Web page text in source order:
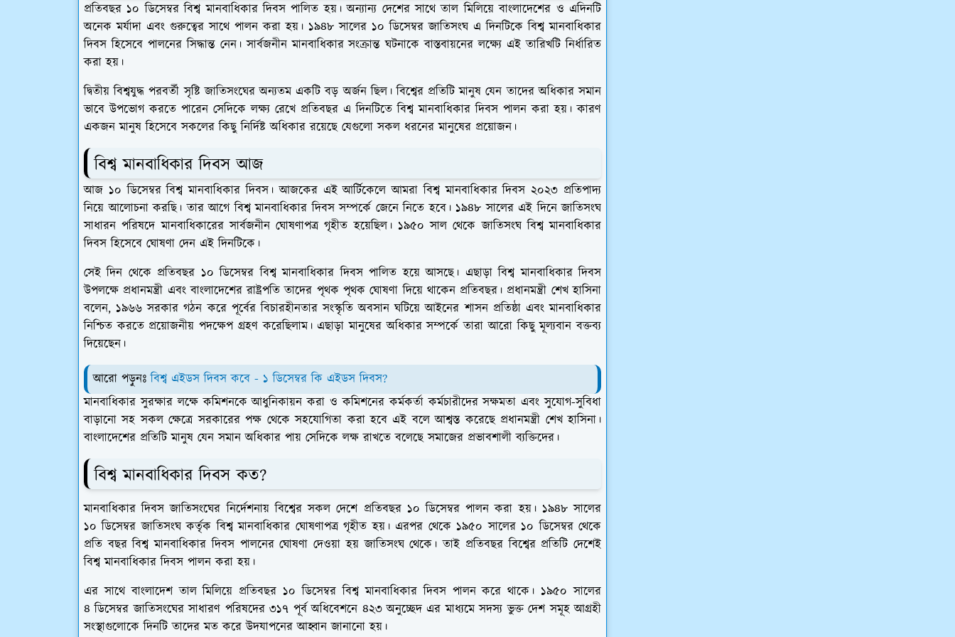
প্রতিবছর ১০ ডিসেম্বর বিশ্ব মানবাধিকার দিবস পালিত হয়। অন্যান্য দেশের সাথে তাল মিলিয়ে বাংলাদেশের ও এদিনটি
অনেক মর্যাদা এবং গুরুত্বের সাথে পালন করা হয়। ১৯৪৮ সালের ১০ ডিসেম্বর জাতিসংঘ এ দিনটিকে বিশ্ব মানবাধিকার
দিবস হিসেবে পালনের সিদ্ধান্ত নেন। সার্বজনীন মানবাধিকার সংক্রান্ত ঘটনাকে বাস্তবায়নের লক্ষ্যে এই তারিখটি নির্ধারিত
করা হয়।
দ্বিতীয় বিশ্বযুদ্ধ পরবর্তী সৃষ্টি জাতিসংঘের অন্যতম একটি বড় অর্জন ছিল। বিশ্বের প্রতিটি মানুষ যেন তাদের অধিকার সমান
ভাবে উপভোগ করতে পারেন সেদিকে লক্ষ্য রেখে প্রতিবছর এ দিনটিতে বিশ্ব মানবাধিকার দিবস পালন করা হয়। কারণ
একজন মানুষ হিসেবে সকলের কিছু নির্দিষ্ট অধিকার রয়েছে যেগুলো সকল ধরনের মানুষের প্রয়োজন।
বিশ্ব মানবাধিকার দিবস আজ
আজ ১০ ডিসেম্বর বিশ্ব মানবাধিকার দিবস। আজকের এই আর্টিকেলে আমরা বিশ্ব মানবাধিকার দিবস ২০২৩ প্রতিপাদ্য
নিয়ে আলোচনা করছি। তার আগে বিশ্ব মানবাধিকার দিবস সম্পর্কে জেনে নিতে হবে। ১৯৪৮ সালের এই দিনে জাতিসংঘ
সাধারন পরিষদে মানবাধিকারের সার্বজনীন ঘোষণাপত্র গৃহীত হয়েছিল। ১৯৫০ সাল থেকে জাতিসংঘ বিশ্ব মানবাধিকার
দিবস হিসেবে ঘোষণা দেন এই দিনটিকে।
সেই দিন থেকে প্রতিবছর ১০ ডিসেম্বর বিশ্ব মানবাধিকার দিবস পালিত হয়ে আসছে। এছাড়া বিশ্ব মানবাধিকার দিবস
উপলক্ষে প্রধানমন্ত্রী এবং বাংলাদেশের রাষ্ট্রপতি তাদের পৃথক পৃথক ঘোষণা দিয়ে থাকেন প্রতিবছর। প্রধানমন্ত্রী শেখ হাসিনা
বলেন, ১৯৬৬ সরকার গঠন করে পূর্বের বিচারহীনতার সংস্কৃতি অবসান ঘটিয়ে আইনের শাসন প্রতিষ্ঠা এবং মানবাধিকার
নিশ্চিত করতে প্রয়োজনীয় পদক্ষেপ গ্রহণ করেছিলাম। এছাড়া মানুষের অধিকার সম্পর্কে তারা আরো কিছু মূল্যবান বক্তব্য
দিয়েছেন।
আরো পড়ুনঃবিশ্ব এইডস দিবস কবে - ১ ডিসেম্বর কি এইডস দিবস?
মানবাধিকার সুরক্ষার লক্ষে কমিশনকে আধুনিকায়ন করা ও কমিশনের কর্মকর্তা কর্মচারীদের সক্ষমতা এবং সুযোগ-সুবিধা
বাড়ানো সহ সকল ক্ষেত্রে সরকারের পক্ষ থেকে সহযোগিতা করা হবে এই বলে আশ্বস্ত করেছে প্রধানমন্ত্রী শেখ হাসিনা।
বাংলাদেশের প্রতিটি মানুষ যেন সমান অধিকার পায় সেদিকে লক্ষ রাখতে বলেছে সমাজের প্রভাবশালী ব্যক্তিদের।
বিশ্ব মানবাধিকার দিবস কত?
মানবাধিকার দিবস জাতিসংঘের নির্দেশনায় বিশ্বের সকল দেশে প্রতিবছর ১০ ডিসেম্বর পালন করা হয়। ১৯৪৮ সালের
১০ ডিসেম্বর জাতিসংঘ কর্তৃক বিশ্ব মানবাধিকার ঘোষণাপত্র গৃহীত হয়। এরপর থেকে ১৯৫০ সালের ১০ ডিসেম্বর থেকে
প্রতি বছর বিশ্ব মানবাধিকার দিবস পালনের ঘোষণা দেওয়া হয় জাতিসংঘ থেকে। তাই প্রতিবছর বিশ্বের প্রতিটি দেশেই
বিশ্ব মানবাধিকার দিবস পালন করা হয়।
এর সাথে বাংলাদেশ তাল মিলিয়ে প্রতিবছর ১০ ডিসেম্বর বিশ্ব মানবাধিকার দিবস পালন করে থাকে। ১৯৫০ সালের
৪ ডিসেম্বর জাতিসংঘের সাধারণ পরিষদের ৩১৭ পূর্ব অধিবেশনে ৪২৩ অনুচ্ছেদ এর মাধ্যমে সদস্য ভুক্ত দেশ সমূহ আগ্রহী
সংস্থাগুলোকে দিনটি তাদের মত করে উদযাপনের আহ্বান জানানো হয়।